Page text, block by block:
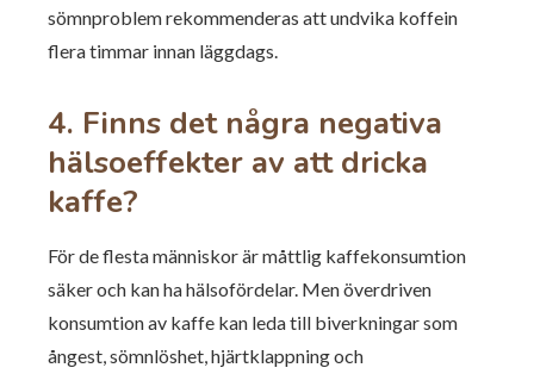
sömnproblem rekommenderas att undvika koffein
flera timmar innan läggdags.
4. Finns det några negativa
hälsoeffekter av att dricka
kaffe?
För de flesta människor är måttlig kaffekonsumtion
säker och kan ha hälsofördelar. Men överdriven
konsumtion av kaffe kan leda till biverkningar som
ångest, sömnlöshet, hjärtklappning och